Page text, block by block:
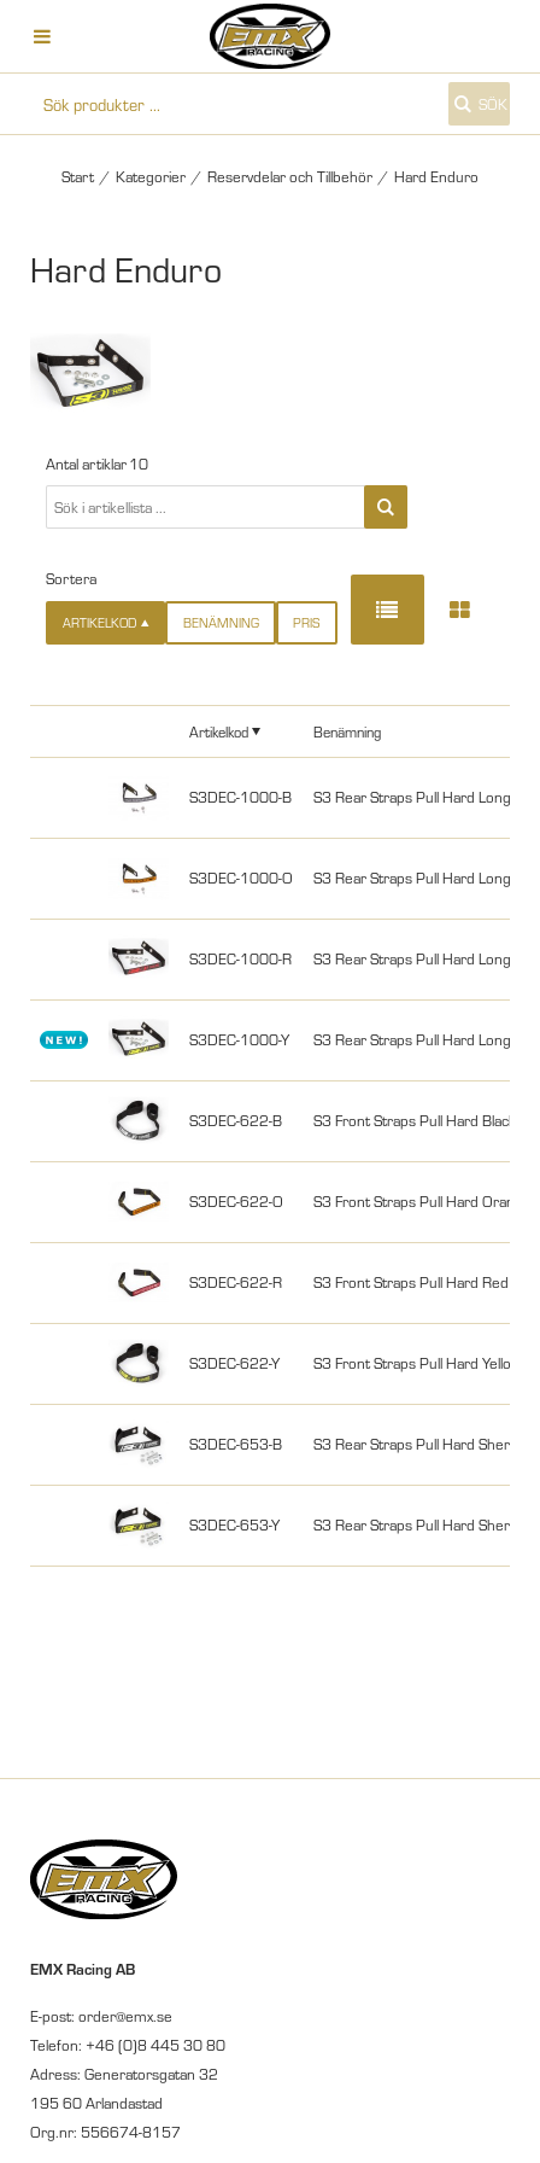
SÖK
Start / Kategorier / Reservdelar och Tillbehör / Hard Enduro
Hard Enduro
Antal artiklar10
Sortera
ARTIKELKOD BENÄMNING PRIS
Artikelkod Benämning
S3DEC-1000-B S3 Rear Straps Pull Hard Long w
S3DEC-1000-O S3 Rear Straps Pull Hard Long w
S3DEC-1000-R S3 Rear Straps Pull Hard Long w
S3DEC-1000-Y S3 Rear Straps Pull Hard Long w
S3DEC-622-B S3 Front Straps Pull Hard Black
S3DEC-622-O S3 Front Straps Pull Hard Orange
S3DEC-622-R S3 Front Straps Pull Hard Red
S3DEC-622-Y S3 Front Straps Pull Hard Yellow
S3DEC-653-B S3 Rear Straps Pull Hard Sherco
S3DEC-653-Y S3 Rear Straps Pull Hard Sherco
EMX Racing AB
E-post: order@emx.se
Telefon: +46 (0)8 445 30 80
Adress: Generatorsgatan 32
195 60 Arlandastad
Org.nr: 556674-8157